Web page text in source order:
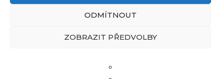
ODMÍTNOUT
ZOBRAZIT PŘEDVOLBY
Školní aktuality
Sportovní turnaj v ZŠ Hrádek